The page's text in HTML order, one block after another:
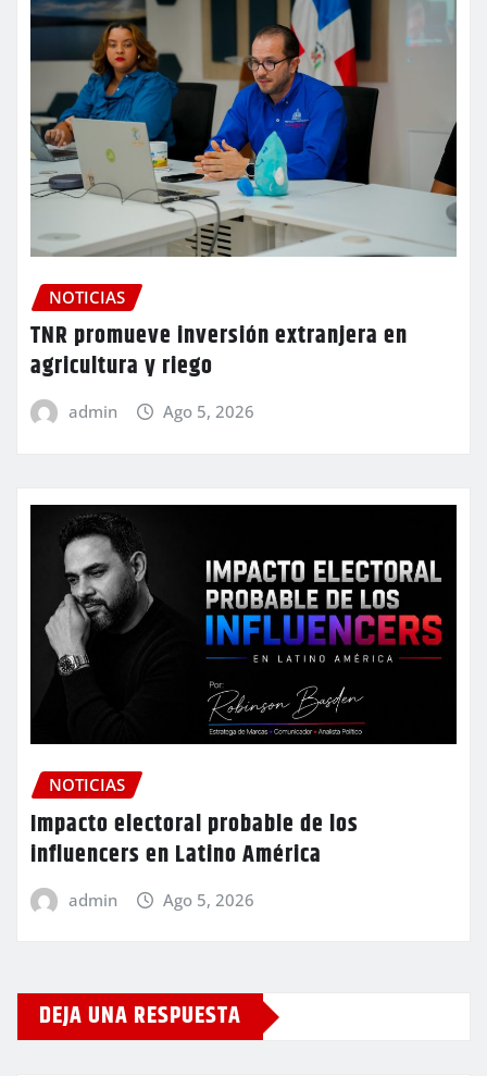
NOTICIAS
TNR promueve inversión extranjera en
agricultura y riego
admin Ago 5, 2026
NOTICIAS
Impacto electoral probable de los
influencers en Latino América
admin Ago 5, 2026
DEJA UNA RESPUESTA